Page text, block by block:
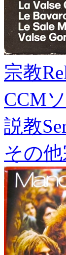
宗教
CCM
説教
その